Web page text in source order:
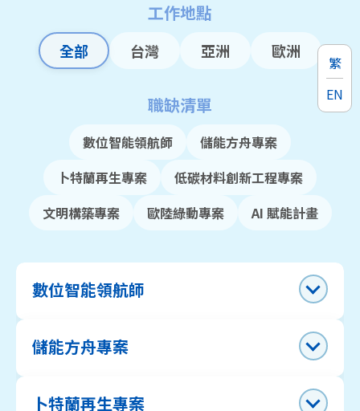
工作地點
全部 台灣 亞洲 歐洲
職缺清單
數位智能領航師
儲能方舟專案
卜特蘭再生專案
低碳材料創新工程專案
文明構築專案
歐陸綠動專案 AI 賦能計畫
數位智能領航師
儲能方舟專案
卜特蘭再生專案
繁
EN